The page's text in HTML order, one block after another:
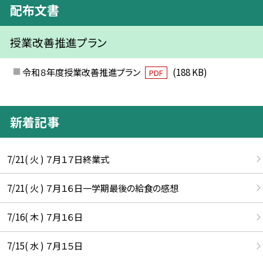
配布文書
授業改善推進プラン
令和８年度授業改善推進プラン PDF (188 KB)
新着記事
7/21( 火 ) ７月１７日終業式
7/21( 火 ) ７月１６日一学期最後の給食の感想
7/16( 木 ) ７月１６日
7/15( 水 ) ７月１５日